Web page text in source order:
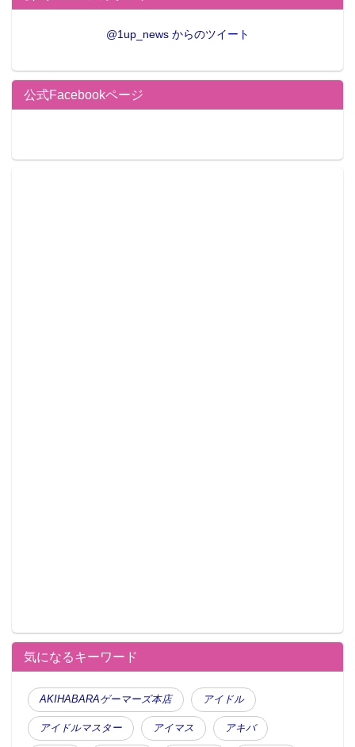
@1up_news からのツイート
公式Facebookページ
気になるキーワード
AKIHABARAゲーマーズ本店 アイドル
アイドルマスター アイマス アキバ